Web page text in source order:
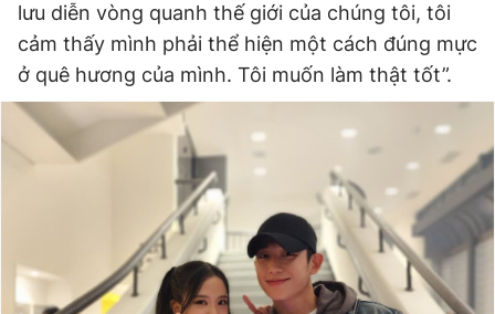
lưu diễn vòng quanh thế giới của chúng tôi, tôi
cảm thấy mình phải thể hiện một cách đúng mực
ở quê hương của mình. Tôi muốn làm thật tốt”.